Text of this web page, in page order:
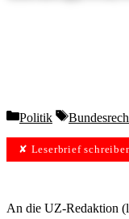
Categories
Politik Tags
✘ Leserbrief
An die UZ-Redaktion